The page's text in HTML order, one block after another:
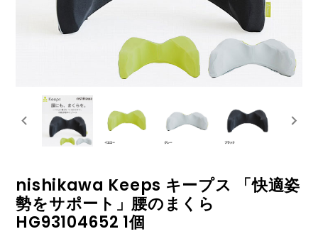
nishikawa Keeps キープス 「快適姿
勢をサポート」腰のまくら
HG93104652 1個